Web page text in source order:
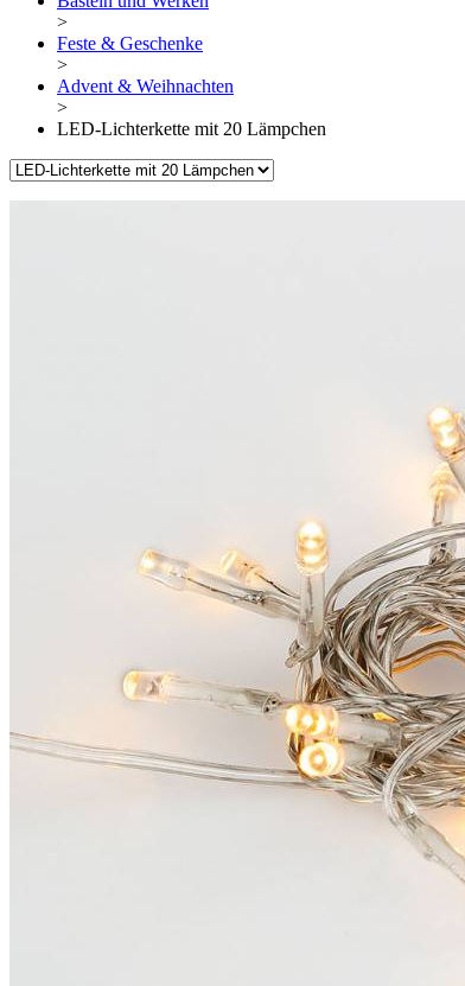
>
Feste & Geschenke
>
Advent & Weihnachten
>
LED-Lichterkette mit 20 Lämpchen